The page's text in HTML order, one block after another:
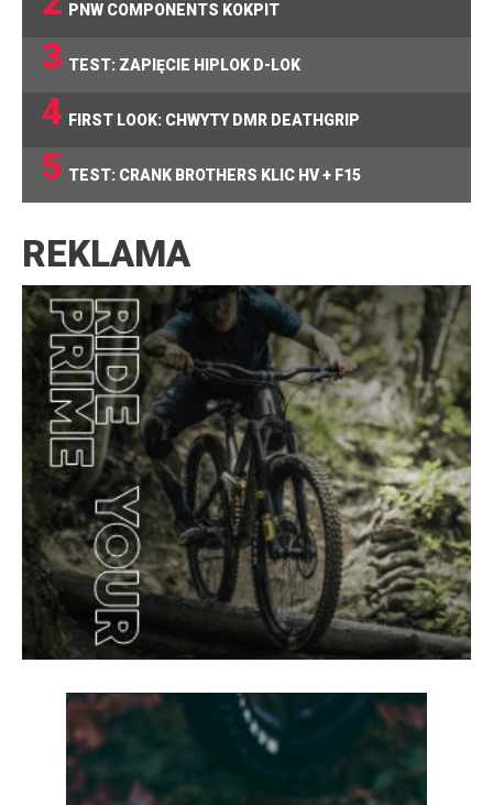
PNW COMPONENTS KOKPIT
3 TEST: ZAPIĘCIE HIPLOK D-LOK
4 FIRST LOOK: CHWYTY DMR DEATHGRIP
5 TEST: CRANK BROTHERS KLIC HV + F15
REKLAMA